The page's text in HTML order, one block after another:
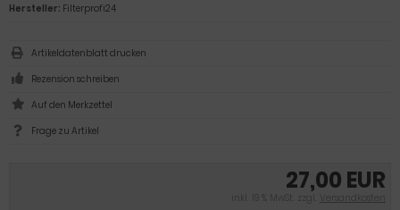
27,00 EUR
inkl. 19 % MwSt. zzgl. Versandkosten
Hersteller: Filterprofi24
Artikeldatenblatt drucken
Rezension schreiben
Frage zu Artikel